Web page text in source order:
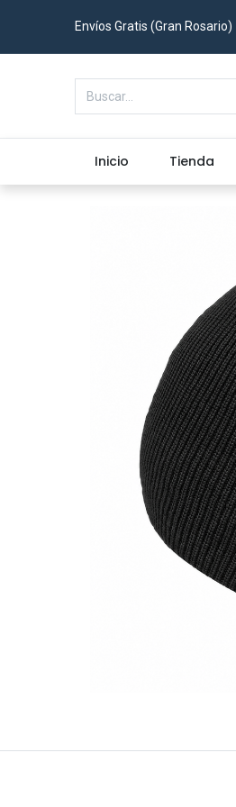
Envíos Gratis (Gran Rosario)
Inicio Tienda